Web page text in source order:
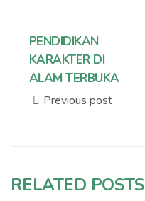
PENDIDIKAN
KARAKTER DI
ALAM TERBUKA
Previous post
RELATED POSTS